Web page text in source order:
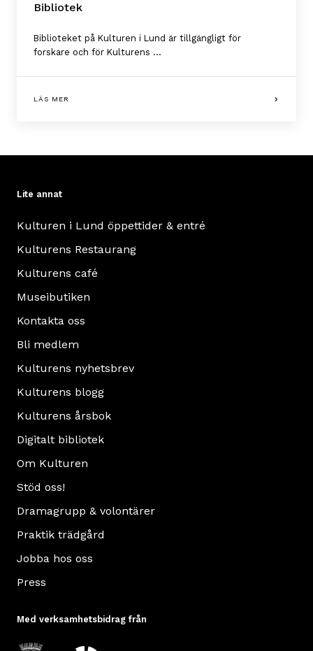
Bibliotek
Biblioteket på Kulturen i Lund är tillgängligt för
forskare och för Kulturens ...
LÄS MER
Lite annat
Kulturen i Lund öppettider & entré
Kulturens Restaurang
Kulturens café
Museibutiken
Kontakta oss
Bli medlem
Kulturens nyhetsbrev
Kulturens blogg
Kulturens årsbok
Digitalt bibliotek
Om Kulturen
Stöd oss!
Dramagrupp & volontärer
Praktik trädgård
Jobba hos oss
Press
Med verksamhetsbidrag från